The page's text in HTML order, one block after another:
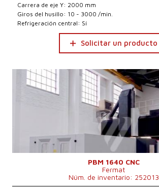
Carrera de eje Y: 2000 mm
Giros del husillo: 10 - 3000 /min.
Refrigeración central: Sí
Solicitar un producto
PBM 1640 CNC
Fermat
Núm. de inventario: 252013